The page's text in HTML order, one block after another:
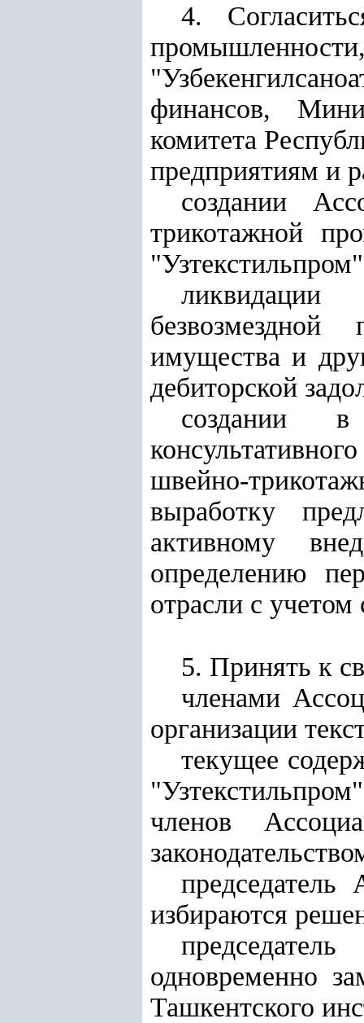
4.
финансов,
комитета
предприятиям и
создании
трикотажной
имущества и
дебиторской
создании в
швейно-
выработку
активному
определению
отрасли с
5. Принять к
членами
организации
текущее
членов
председатель
избираются
одновременно
Ташкентского